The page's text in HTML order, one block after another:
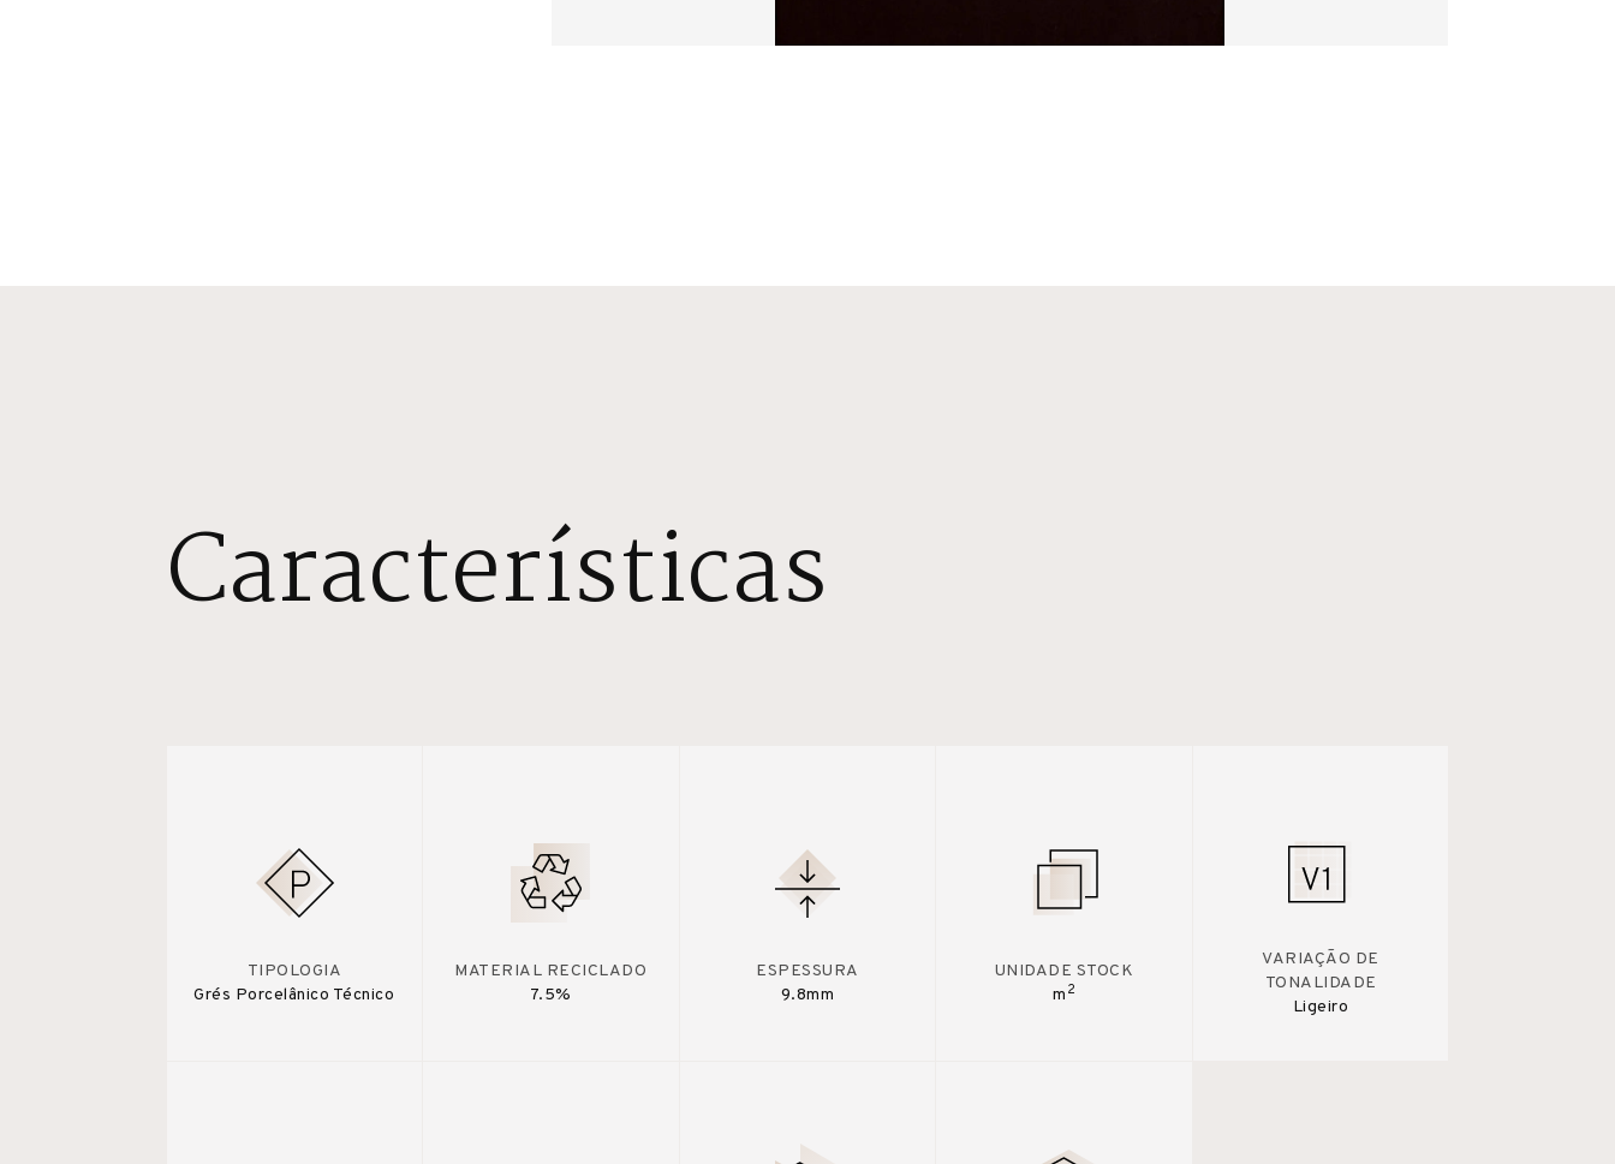
Características
TIPOLOGIA
Grés Porcelânico Técnico
MATERIAL RECICLADO
7.5%
ESPESSURA
9.8mm
UNIDADE STOCK
m 2
VARIAÇÃO DE
TONALIDADE
Ligeiro